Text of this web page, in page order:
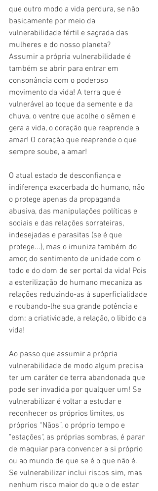
que outro modo a vida perdura, se não
basicamente por meio da
vulnerabilidade fértil e sagrada das
mulheres e do nosso planeta?
Assumir a própria vulnerabilidade é
também se abrir para entrar em
consonância com o poderoso
movimento da vida! A terra que é
vulnerável ao toque da semente e da
chuva, o ventre que acolhe o sêmen e
gera a vida, o coração que reaprende a
amar! O coração que reaprende o que
sempre soube, a amar!
O atual estado de desconfiança e
indiferença exacerbada do humano, não
o protege apenas da propaganda
abusiva, das manipulações políticas e
sociais e das relações sorrateiras,
indesejadas e parasitas (se é que
protege...), mas o imuniza também do
amor, do sentimento de unidade com o
todo e do dom de ser portal da vida! Pois
a esterilização do humano mecaniza as
relações reduzindo-as à superficialidade
e roubando-lhe sua grande potência e
dom: a criatividade, a relação, o libido da
vida!
Ao passo que assumir a própria
vulnerabilidade de modo algum precisa
ter um caráter de terra abandonada que
pode ser invadida por qualquer um! Se
vulnerabilizar é voltar a estudar e
reconhecer os próprios limites, os
próprios “Nãos”, o próprio tempo e
"estações", as próprias sombras, é parar
de maquiar para convencer a si próprio
ou ao mundo de que se é o que não é.
Se vulnerabilizar inclui riscos sim, mas
nenhum risco maior do que o de estar